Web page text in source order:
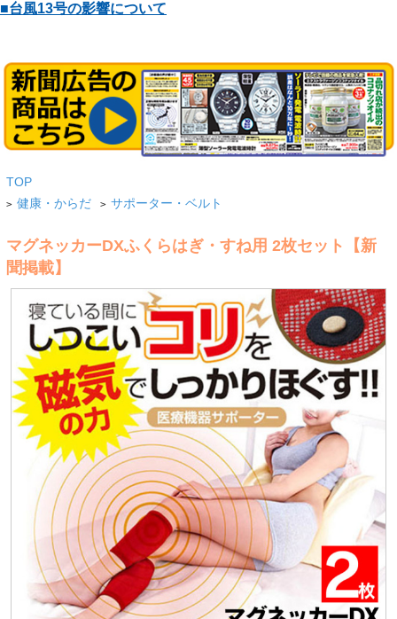
■台風13号の影響について
TOP
> 健康・からだ > サポーター・ベルト
マグネッカーDXふくらはぎ・すね用 2枚セット【新
聞掲載】